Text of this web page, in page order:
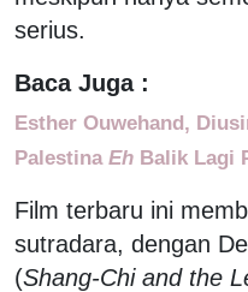
serius.
Baca Juga :
Esther Ouwehand,
Palestina Eh Balik Lagi
Film terbaru ini
sutradara, dengan
(Shang-Chi and the